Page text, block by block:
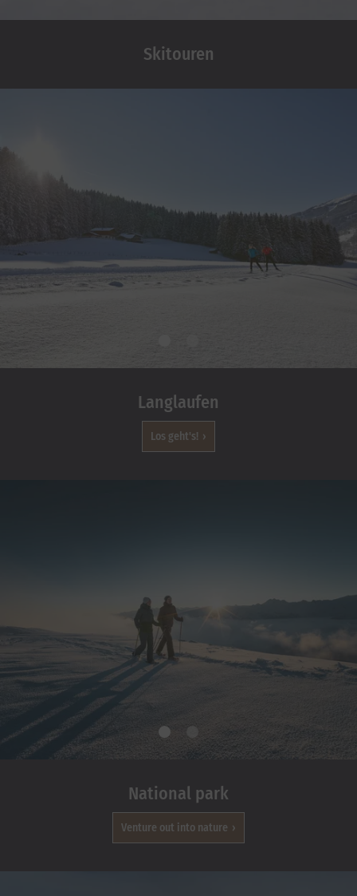
Skitouren
Langlaufen
Los geht's!
National park
Venture out into nature